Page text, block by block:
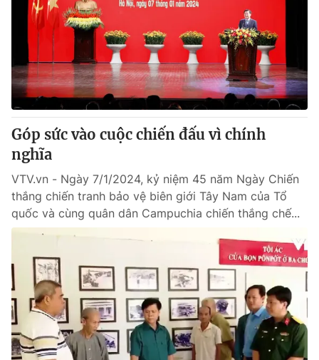
Góp sức vào cuộc chiến đấu vì chính
nghĩa
VTV.vn - Ngày 7/1/2024, kỷ niệm 45 năm Ngày Chiến
thắng chiến tranh bảo vệ biên giới Tây Nam của Tổ
quốc và cùng quân dân Campuchia chiến thắng chế...